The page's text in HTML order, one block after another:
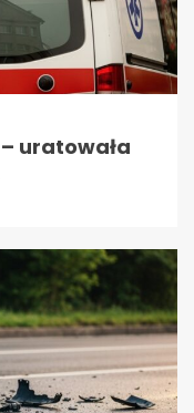
uratowała